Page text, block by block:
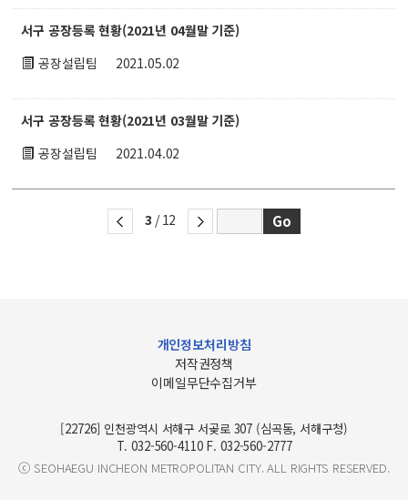
서구 공장등록 현황(2021년 04월말 기준)
공장설립팀
2021.05.02
서구 공장등록 현황(2021년 03월말 기준)
공장설립팀
2021.04.02
3 / 12
개인정보처리방침
저작권정책
이메일무단수집거부
[22726] 인천광역시 서해구 서곶로 307 (심곡동, 서해구청)
T. 032-560-4110 F. 032-560-2777
ⓒ SEOHAEGU INCHEON METROPOLITAN CITY. ALL RIGHTS RESERVED.